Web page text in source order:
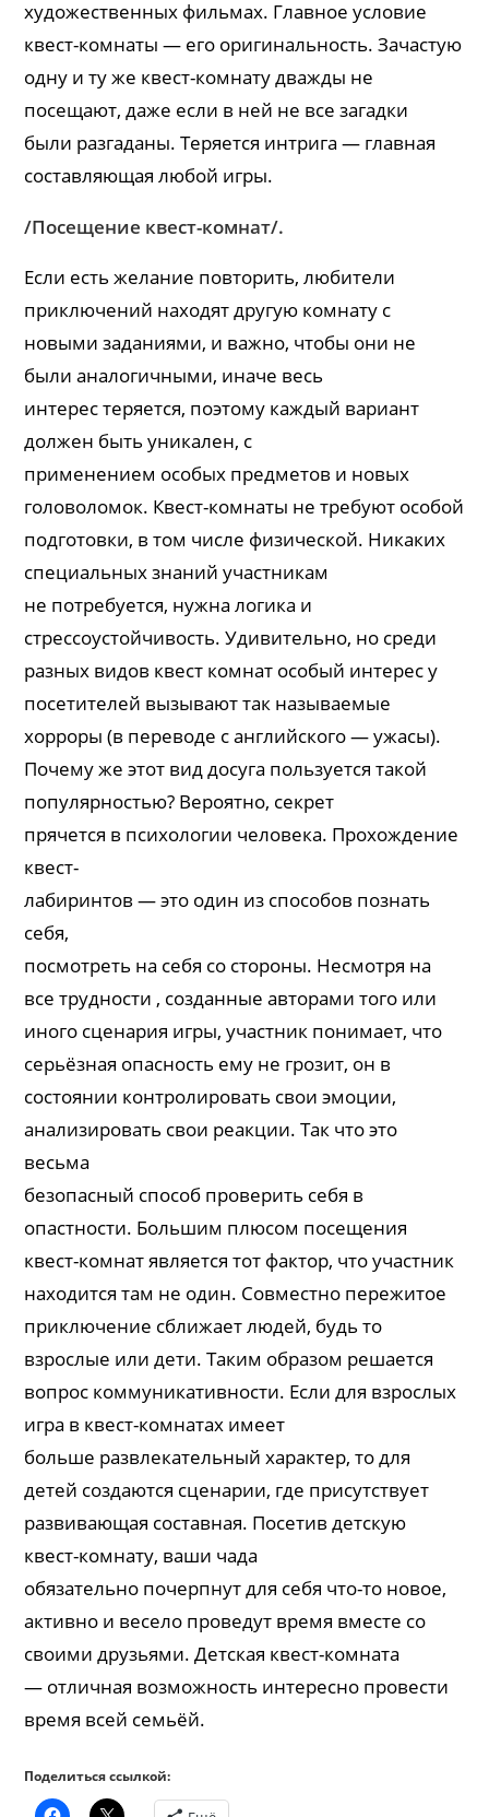
художественных фильмах. Главное условие
квест-комнаты — его оригинальность. Зачастую
одну и ту же квест-комнату дважды не
посещают, даже если в ней не все загадки
были разгаданы. Теряется интрига — главная
составляющая любой игры.
/Посещение квест-комнат/.
Если есть желание повторить, любители
приключений находят другую комнату с
новыми заданиями, и важно, чтобы они не
были аналогичными, иначе весь
интерес теряется, поэтому каждый вариант
должен быть уникален, с
применением особых предметов и новых
головоломок. Квест-комнаты не требуют особой
подготовки, в том числе физической. Никаких
специальных знаний участникам
не потребуется, нужна логика и
стрессоустойчивость. Удивительно, но среди
разных видов квест комнат особый интерес у
посетителей вызывают так называемые
хорроры (в переводе с английского — ужасы).
Почему же этот вид досуга пользуется такой
популярностью? Вероятно, секрет
прячется в психологии человека. Прохождение
квест-
лабиринтов — это один из способов познать
себя,
посмотреть на себя со стороны. Несмотря на
все трудности , созданные авторами того или
иного сценария игры, участник понимает, что
серьёзная опасность ему не грозит, он в
состоянии контролировать свои эмоции,
анализировать свои реакции. Так что это
весьма
безопасный способ проверить себя в
опастности. Большим плюсом посещения
квест-комнат является тот фактор, что участник
находится там не один. Совместно пережитое
приключение сближает людей, будь то
взрослые или дети. Таким образом решается
вопрос коммуникативности. Если для взрослых
игра в квест-комнатах имеет
больше развлекательный характер, то для
детей создаются сценарии, где присутствует
развивающая составная. Посетив детскую
квест-комнату, ваши чада
обязательно почерпнут для себя что-то новое,
активно и весело проведут время вместе со
своими друзьями. Детская квест-комната
— отличная возможность интересно провести
время всей семьёй.
Поделиться ссылкой: